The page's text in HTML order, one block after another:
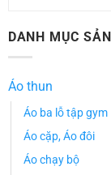
DANH MỤC
Áo thun
Áo ba lỗ tập gym
Áo cặp, Áo đôi
Áo chạy bộ